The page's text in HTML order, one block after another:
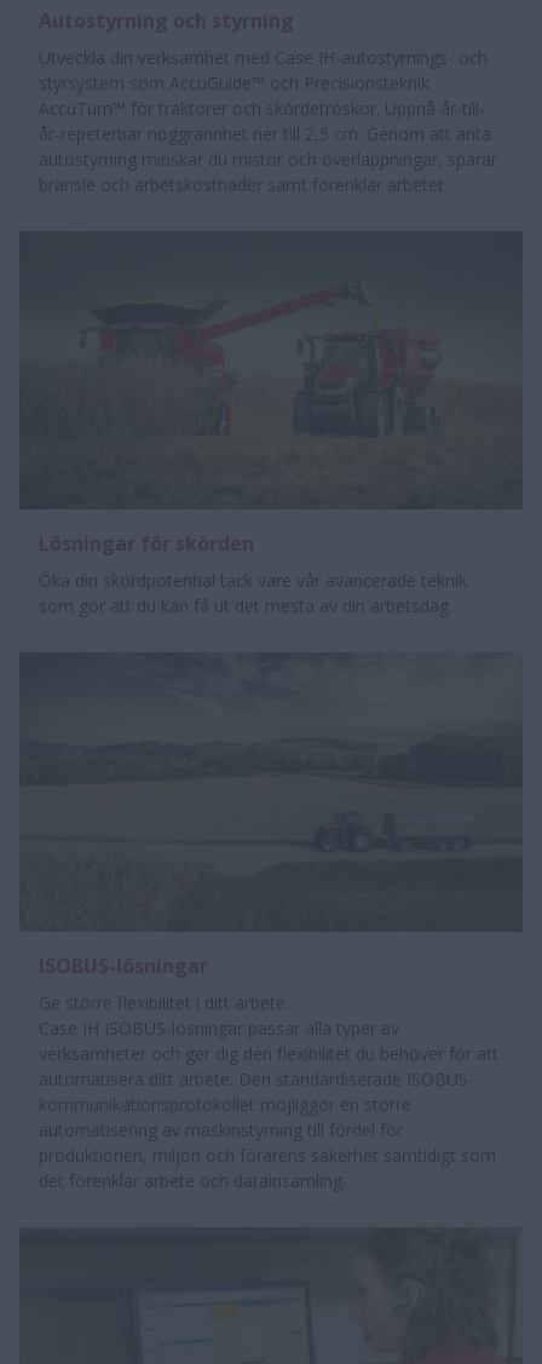
Utveckla din verksamhet med Case IH-autostyrnings- och
styrsystem som AccuGuide™ och Precisionsteknik
AccuTurn™ för traktorer och skördetröskor. Uppnå år-till-
år-repeterbar noggrannhet ner till 2,5 cm. Genom att anta
autostyrning minskar du mistor och överlappningar, sparar
bränsle och arbetskostnader samt förenklar arbetet.
Öka din skördpotential tack vare vår avancerade teknik
som gör att du kan få ut det mesta av din arbetsdag.
Ge större flexibilitet i ditt arbete.
Case IH ISOBUS-lösningar passar alla typer av
verksamheter och ger dig den flexibilitet du behöver för att
automatisera ditt arbete. Den standardiserade ISOBUS-
kommunikationsprotokollet möjliggör en större
automatisering av maskinstyrning till fördel för
produktionen, miljön och förarens säkerhet samtidigt som
det förenklar arbete och datainsamling.